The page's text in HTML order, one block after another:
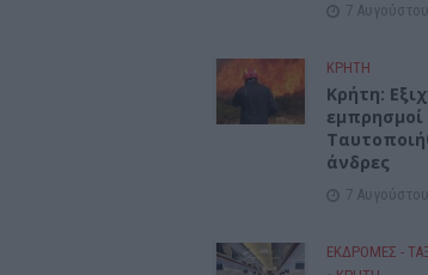
7
ΚΡΗΤΗ
Κρήτη:
εμπρησμοί
άνδρες
7
ΕΚΔΡΟΜΈΣ -